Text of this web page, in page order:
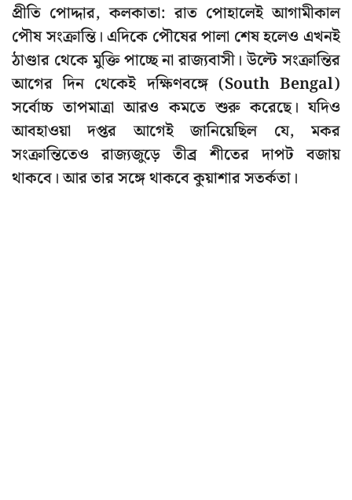
প্রীতি পোদ্দার, কলকাতা: রাত পোহালেই আগামীকাল
পৌষ সংক্রান্তি। এদিকে পৌষের পালা শেষ হলেও এখনই
ঠাণ্ডার থেকে মুক্তি পাচ্ছে না রাজ্যবাসী। উল্টে সংক্রান্তির
আগের দিন থেকেই দক্ষিণবঙ্গে (South Bengal)
সর্বোচ্চ তাপমাত্রা আরও কমতে শুরু করেছে। যদিও
আবহাওয়া দপ্তর আগেই জানিয়েছিল যে, মকর
সংক্রান্তিতেও রাজ্যজুড়ে তীব্র শীতের দাপট বজায়
থাকবে। আর তার সঙ্গে থাকবে কুয়াশার সতর্কতা।